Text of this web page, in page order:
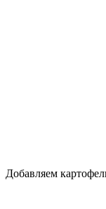
Добавляем